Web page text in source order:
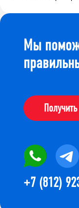
Мы
+7 (812)